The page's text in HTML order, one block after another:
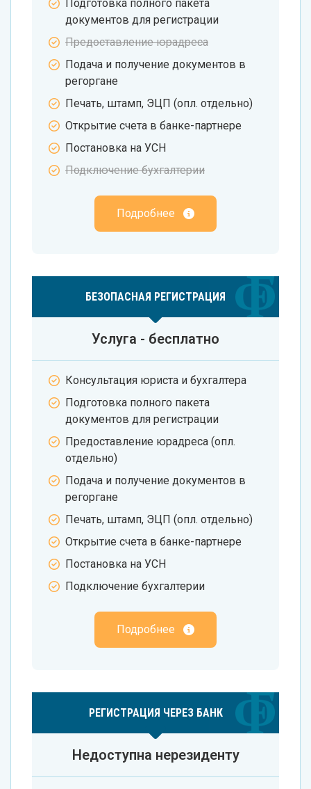
Подготовка полного пакета
документов для регистрации
Предоставление юрадреса
Подача и получение документов в
регоргане
Печать, штамп, ЭЦП (опл. отдельно)
Открытие счета в банке-партнере
Постановка на УСН
Подключение бухгалтерии
Подробнее
БЕЗОПАСНАЯ РЕГИСТРАЦИЯ
Услуга - бесплатно
Консультация юриста и бухгалтера
Подготовка полного пакета
документов для регистрации
Предоставление юрадреса (опл.
отдельно)
Подача и получение документов в
регоргане
Печать, штамп, ЭЦП (опл. отдельно)
Открытие счета в банке-партнере
Постановка на УСН
Подключение бухгалтерии
Подробнее
РЕГИСТРАЦИЯ ЧЕРЕЗ БАНК
Недоступна нерезиденту